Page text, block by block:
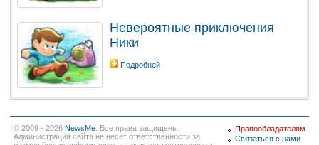
Невероятные приключения
Ники
Подробней
© 2009 - 2026 NewsMe . Все права защищены.
Администрация сайта не несёт ответственности за
Правообладателям
Связаться с нами